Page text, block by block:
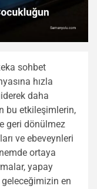
sohbet
hızla
daha
bu etkileşimlerin,
geri dönülmez
ve ebeveynleri
ortaya
yapay
en